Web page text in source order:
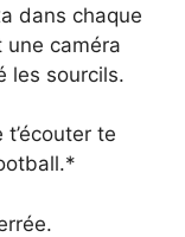
dans chaque
une caméra
les sourcils.
te